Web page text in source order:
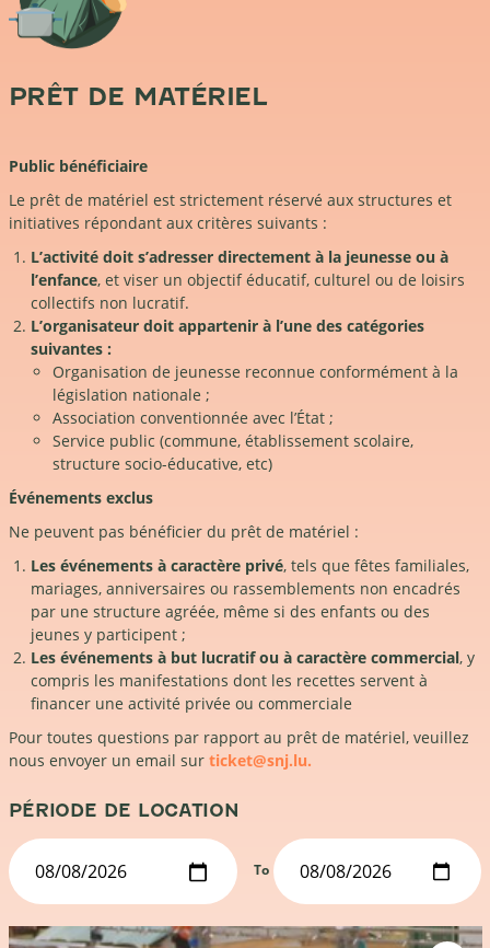
PRÊT DE MATÉRIEL
Public bénéficiaire
Le prêt de matériel est strictement réservé aux structures et
initiatives répondant aux critères suivants :
L’activité doit s’adresser directement à la jeunesse ou à
l’enfance, et viser un objectif éducatif, culturel ou de loisirs
collectifs non lucratif.
L’organisateur doit appartenir à l’une des catégories
suivantes :
Organisation de jeunesse reconnue conformément à la
législation nationale ;
Association conventionnée avec l’État ;
Service public (commune, établissement scolaire,
structure socio-éducative, etc)
Événements exclus
Ne peuvent pas bénéficier du prêt de matériel :
Les événements à caractère privé, tels que fêtes familiales,
mariages, anniversaires ou rassemblements non encadrés
par une structure agréée, même si des enfants ou des
jeunes y participent ;
Les événements à but lucratif ou à caractère commercial, y
compris les manifestations dont les recettes servent à
financer une activité privée ou commerciale
Pour toutes questions par rapport au prêt de matériel, veuillez
nous envoyer un email sur ticket@snj.lu.
PÉRIODE DE LOCATION
To